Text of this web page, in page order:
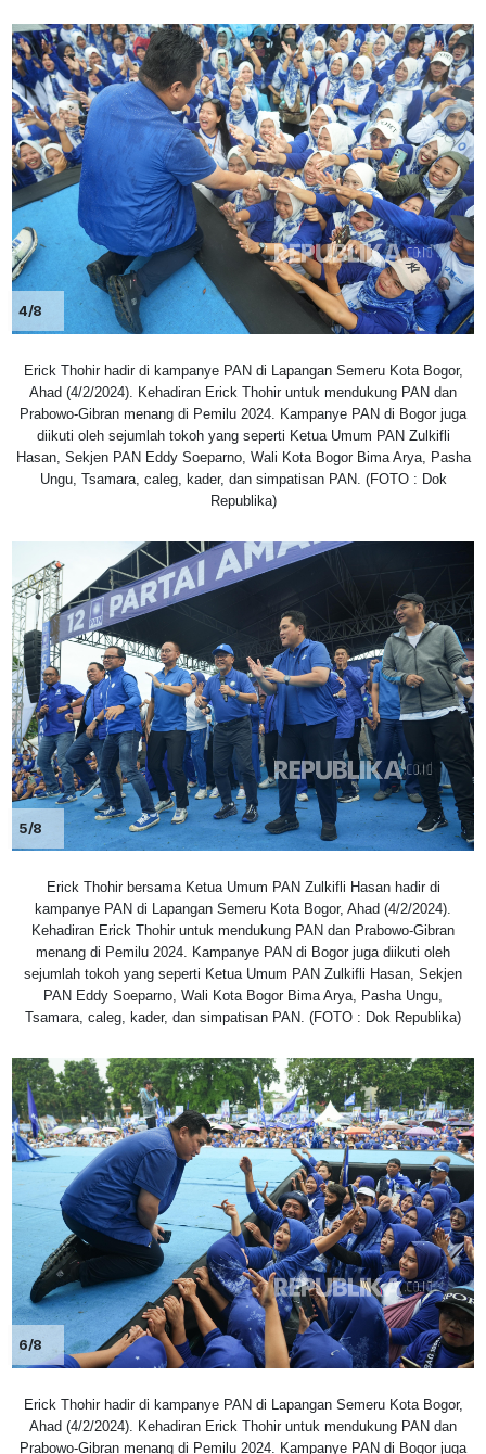
4/8
Erick Thohir hadir di kampanye PAN di Lapangan Semeru Kota Bogor,
Ahad (4/2/2024). Kehadiran Erick Thohir untuk mendukung PAN dan
Prabowo-Gibran menang di Pemilu 2024. Kampanye PAN di Bogor juga
diikuti oleh sejumlah tokoh yang seperti Ketua Umum PAN Zulkifli
Hasan, Sekjen PAN Eddy Soeparno, Wali Kota Bogor Bima Arya, Pasha
Ungu, Tsamara, caleg, kader, dan simpatisan PAN. (FOTO : Dok
Republika)
5/8
Erick Thohir bersama Ketua Umum PAN Zulkifli Hasan hadir di
kampanye PAN di Lapangan Semeru Kota Bogor, Ahad (4/2/2024).
Kehadiran Erick Thohir untuk mendukung PAN dan Prabowo-Gibran
menang di Pemilu 2024. Kampanye PAN di Bogor juga diikuti oleh
sejumlah tokoh yang seperti Ketua Umum PAN Zulkifli Hasan, Sekjen
PAN Eddy Soeparno, Wali Kota Bogor Bima Arya, Pasha Ungu,
Tsamara, caleg, kader, dan simpatisan PAN. (FOTO : Dok Republika)
6/8
Erick Thohir hadir di kampanye PAN di Lapangan Semeru Kota Bogor,
Ahad (4/2/2024). Kehadiran Erick Thohir untuk mendukung PAN dan
Prabowo-Gibran menang di Pemilu 2024. Kampanye PAN di Bogor juga